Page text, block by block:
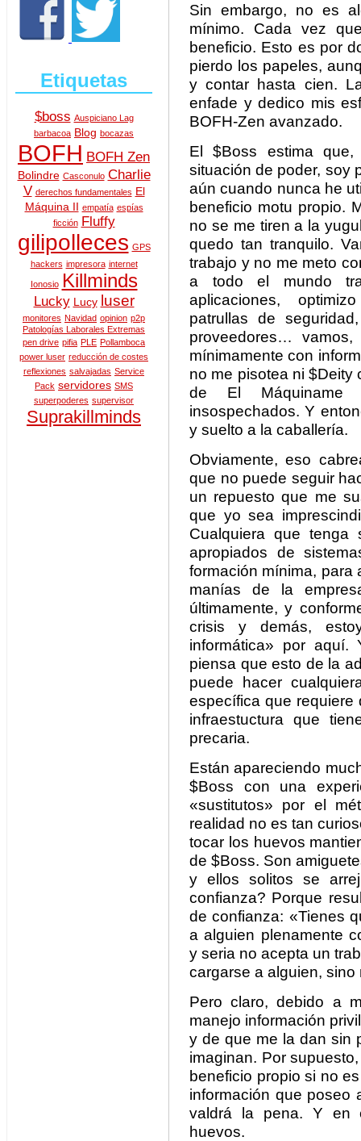
Etiquetas
$boss Auspiciano Lag
barbacoa Blog bocazas
BOFH BOFH Zen
Bolindre Casconulo Charlie
V derechos fundamentales El
Máquina II empatía espías
ficción
Fluffy
gilipolleces GPS
hackers impresora internet
Ionosio Killminds
Lucky Lucy luser
monitores Navidad opinion p2p
Patologías Laborales Extremas
pen drive pifia PLE Pollamboca
power luser reducción de costes
reflexiones salvajadas Service
Pack servidores SMS
superpoderes supervisor
Suprakillminds
Sin embargo, no es
mínimo. Cada vez
beneficio. Esto es por
pierdo los papeles,
y contar hasta cien.
enfade y dedico mis
BOFH-Zen avanzado.
El $Boss estima
situación de poder, soy
aún cuando nunca he
beneficio motu propio.
no se me tiren a la
quedo tan tranquilo.
trabajo y no me meto
a todo el mundo
aplicaciones,
patrullas de
proveedores…
mínimamente con
no me pisotea ni $Deity
de El Máquiname
insospechados. Y
y suelto a la caballería.
Obviamente, eso
que no puede seguir
un repuesto que me
que yo sea
Cualquiera que tenga
apropiados de
formación mínima, para
manías de la
últimamente, y
crisis y demás,
informática» por
piensa que esto de la
puede hacer
específica que
infraestuctura que
precaria.
Están apareciendo
$Boss con una
«sustitutos» por el
realidad no es tan
tocar los huevos
de $Boss. Son
y ellos solitos se
confianza? Porque
de confianza: «Tienes
a alguien plenamente
y seria no acepta un
cargarse a alguien, sino
Pero claro, debido a
manejo información
y de que me la dan sin
imaginan. Por
beneficio propio si no
información que poseo
valdrá la pena. Y en
huevos.